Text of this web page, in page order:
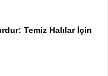
Temiz Halılar İçin